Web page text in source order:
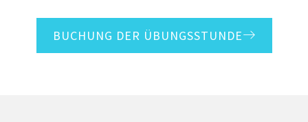
BUCHUNG DER ÜBUNGSSTUNDE